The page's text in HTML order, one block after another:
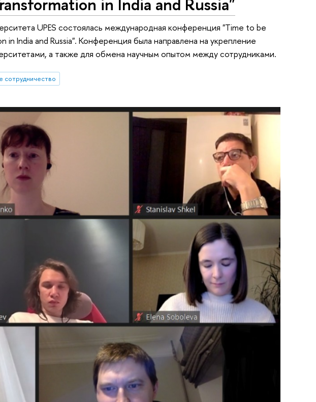
UPES состоялась международная конференция "Time to be
India and Russia". Конференция была направлена на укрепление
а также для обмена научным опытом между сотрудниками.
сотрудничество